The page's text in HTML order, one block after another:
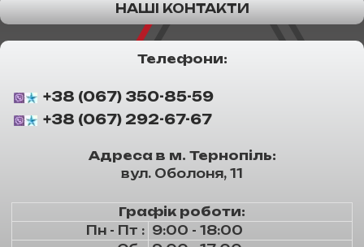
НАШІ КОНТАКТИ
Телефони:
+38 (067) 350-85-59
+38 (067) 292-67-67
Адреса в м. Тернопіль:
вул. Оболоня, 11
Графік роботи:
Пн - Пт : 9:00 - 18:00